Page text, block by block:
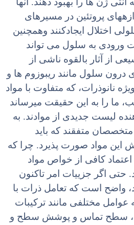
پروتئین در مسیرهای
اختلال ایجادکنند وهمچنین
ورودی به سلول می تواند
از آثار بالقوه ناشی از
درون سلول مانند ریبوزوم ها و
نانوذرات، که متفاوت با مواد
ما را به این حقیقت میرساند
لیست جدیدی از موادند. به
متفقند که باید
این مواد صورت پذیرد. چرا که
اعتماد کافی از خواص مواد
حتی اگر جزییات امر تاکنون
است که تعامل ذرات با
عوامل مختلفی مانند ترکیبات
سطح تماس و پوشش سطح و